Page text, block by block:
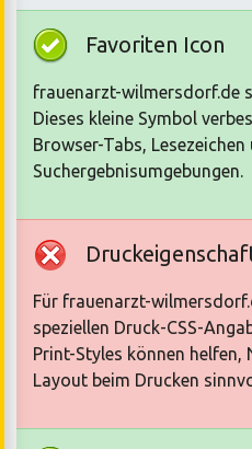
Favoriten Icon
frauenarzt-wilmersdorf.de
Dieses kleine Symbol
Browser-Tabs, Lesezeichen
Suchergebnisumgebungen.
Für frauenarzt-
speziellen Druck-CSS-
Print-Styles können helfen,
Layout beim Drucken